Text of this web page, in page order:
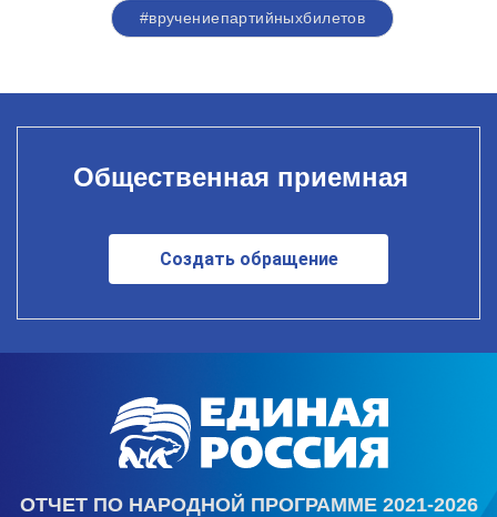
#вручениепартийныхбилетов
Общественная приемная
Создать обращение
ОТЧЕТ ПО НАРОДНОЙ ПРОГРАММЕ 2021-2026